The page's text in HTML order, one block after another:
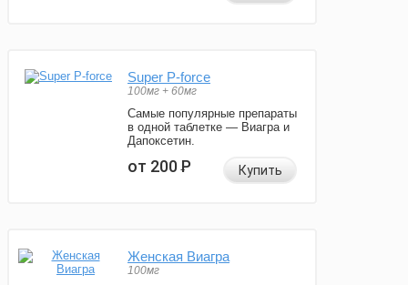
Super P-force
100мг + 60мг
Самые популярные препараты
в одной таблетке — Виагра и
Дапоксетин.
от 200Р Купить
Женская Виагра
100мг